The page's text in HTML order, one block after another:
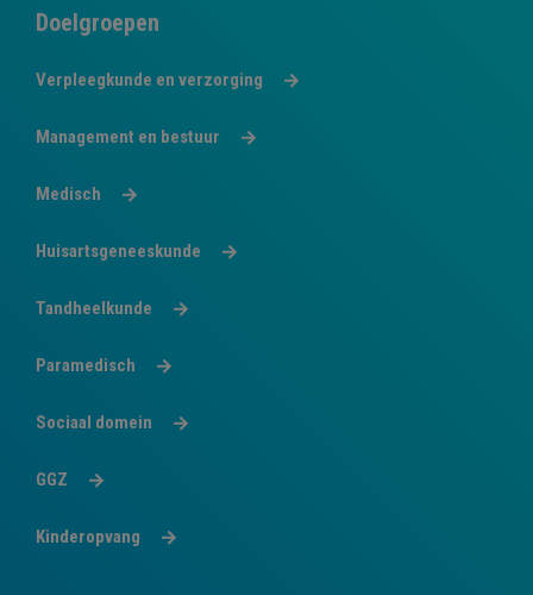
Doelgroepen
Verpleegkunde en verzorging
Management en bestuur
Medisch
Huisartsgeneeskunde
Tandheelkunde
Paramedisch
Sociaal domein
GGZ
Kinderopvang